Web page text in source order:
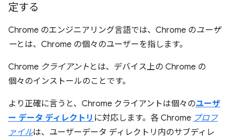
定する
Chrome のエンジニアリング言語では、Chrome のユーザ
ーとは、Chrome の個々のユーザーを指します。
Chrome クライアント とは、デバイス上の Chrome の
個々のインストールのことです。
より正確に言うと、Chrome クライアントは個々のユーザ
ー データ ディレクトリ に対応します。各 Chrome プロフ
ァイルは、ユーザーデータ ディレクトリ内のサブディレ